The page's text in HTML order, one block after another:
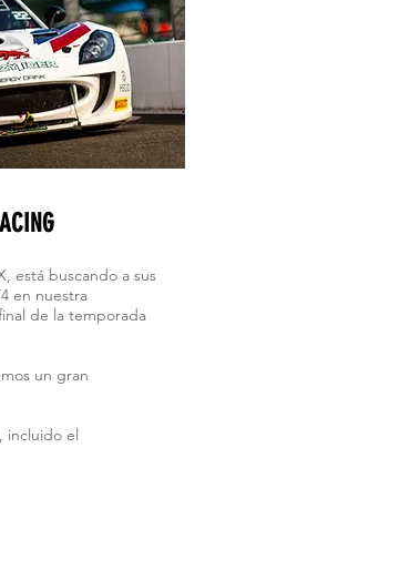
está buscando a sus
en nuestra
de la temporada
un gran
incluido el